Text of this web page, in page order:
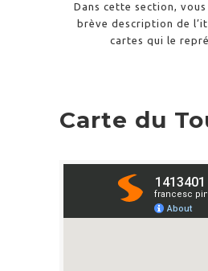
Dans cette section,
brève description de
cartes qui le
Carte du